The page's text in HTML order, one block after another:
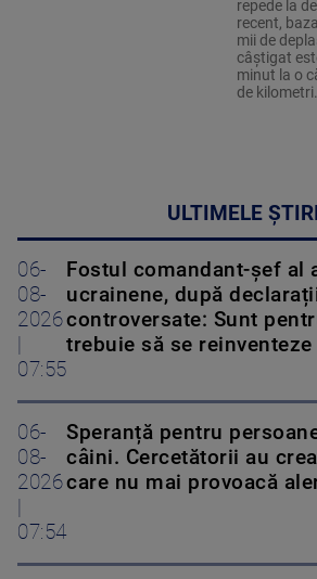
repede la
recent,
mii de
câștigat
minut la o
de kilometri.
ULTIMELE ȘTIRI
06-
08-
2026
07:55
Fostul comandant-șef al
ucrainene, după
controversate: Sunt
trebuie să se reinventeze
06-
08-
2026
07:54
Speranță pentru
câini. Cercetătorii au
care nu mai provoacă